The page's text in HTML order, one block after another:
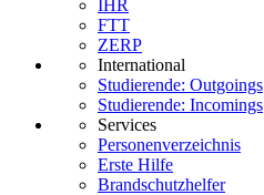
IHR
FTT
ZERP
International
Studierende: Outgoings
Studierende: Incomings
Services
Personenverzeichnis
Erste Hilfe
Brandschutzhelfer